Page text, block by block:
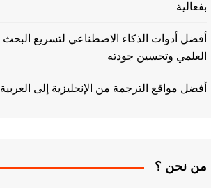
بفعالية
أفضل أدوات الذكاء الاصطناعي لتسريع البحث
العلمي وتحسين جودته
أفضل مواقع الترجمة من الإنجليزية إلى العربية
من نحن ؟